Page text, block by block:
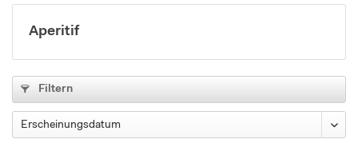
Aperitif
Filtern